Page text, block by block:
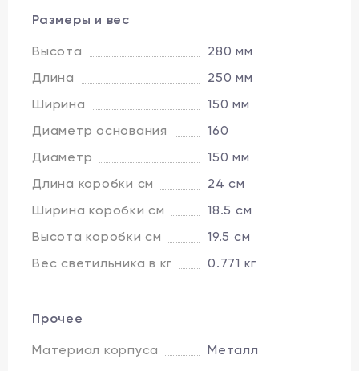
Размеры и вес
Высота
280 мм
Длина
250 мм
Ширина
150 мм
Диаметр основания
160
Диаметр
150 мм
Длина коробки см
24 см
Ширина коробки см
18.5 см
Высота коробки см
19.5 см
Вес светильника в кг
0.771 кг
Прочее
Материал корпуса
Металл